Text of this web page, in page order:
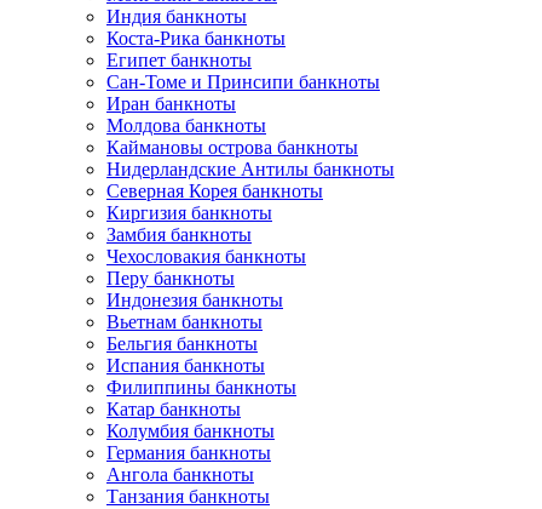
Индия банкноты
Коста-Рика банкноты
Египет банкноты
Сан-Томе и Принсипи банкноты
Иран банкноты
Молдова банкноты
Каймановы острова банкноты
Нидерландские Антилы банкноты
Северная Корея банкноты
Киргизия банкноты
Замбия банкноты
Чехословакия банкноты
Перу банкноты
Индонезия банкноты
Вьетнам банкноты
Бельгия банкноты
Испания банкноты
Филиппины банкноты
Катар банкноты
Колумбия банкноты
Германия банкноты
Ангола банкноты
Танзания банкноты